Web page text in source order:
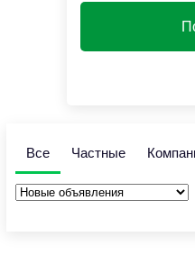
Все Частные